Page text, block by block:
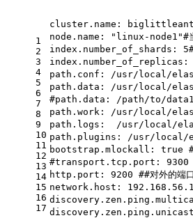
1
2
3
4
5
6
7
8
9
10
11
12
13
14
15
16
17
cluster.name: biglittleant##集
node.name: "linux-node1"#当
index.number_of_shards: 5##
index.number_of_replicas:
path.conf: /usr/local/
path.data: /usr/local/
#path.data: /path/to/data1,/
path.work: /usr/local/
path.logs:  /usr/local/
path.plugins: /usr/local/
bootstrap.mlockall: true #
#transport.tcp.port: 9300
http.port: 9200 ##对外的端口
network.host: